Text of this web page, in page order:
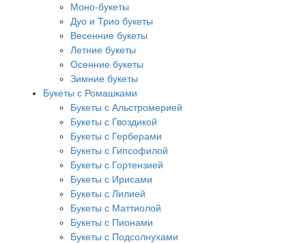
Моно-букеты
Дуо и Трио букеты
Весенние букеты
Летние букеты
Осенние букеты
Зимние букеты
Букеты с Ромашками
Букеты с Альстромерией
Букеты с Гвоздикой
Букеты с Герберами
Букеты с Гипсофилой
Букеты с Гортензией
Букеты с Ирисами
Букеты с Лилией
Букеты с Маттиолой
Букеты с Пионами
Букеты с Подсолнухами